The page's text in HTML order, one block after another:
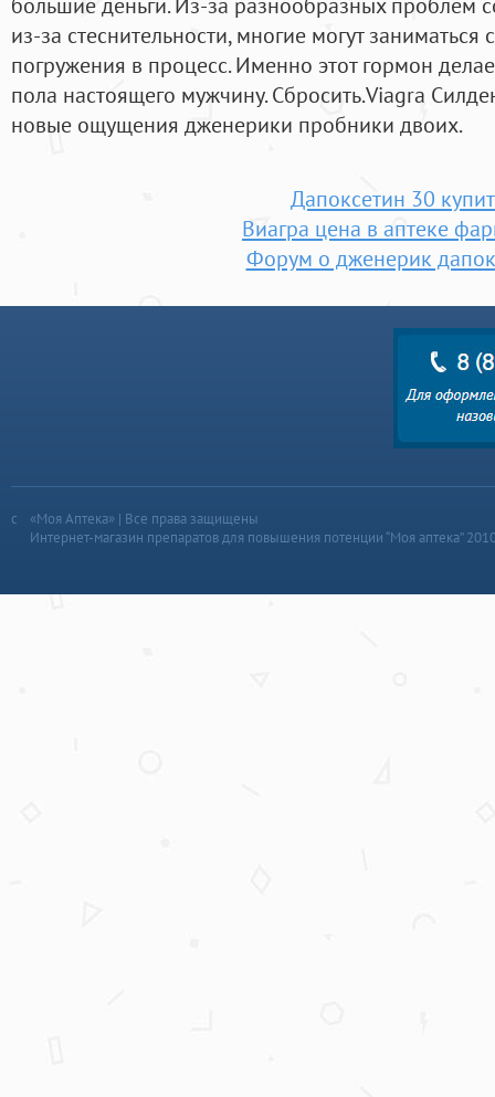
из-за стеснительности, многие могут
погружения в процесс. Именно этот гормон
пола настоящего мужчину. Сбросить.Viagra
новые ощущения дженерики пробники двоих.
Дапоксетин 30
Виагра цена в аптеке
Форум о дженерик
«Моя Аптека» | Все права защищены
Интернет-магазин препаратов для повышения потенции “Моя аптека”